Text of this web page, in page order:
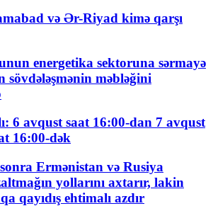
və Ər-Riyad kimə qarşı
energetika sektoruna sərmayə
sövdələşmənin məbləğini
6 avqust saat 16:00-dan 7 avqust
16:00-dək
Ermənistan və Rusiya
yollarını axtarır, lakin
qayıdış ehtimalı azdır